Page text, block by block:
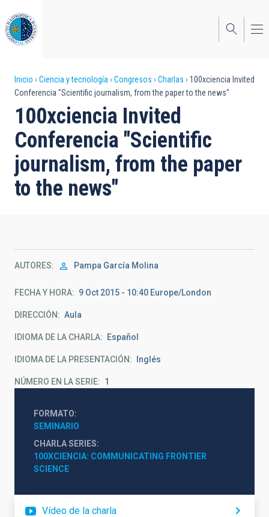
al
contenido
principal
Sobrescribir
enlaces
de
ayuda
a
la
Inicio Ciencia y tecnología Congresos Charlas
100xciencia Invited
Conferencia "Scientific journalism, from the paper to the news"
100xciencia Invited
Conferencia "Scientific
journalism, from the paper
to the news"
AUTORES Pampa García Molina
FECHA Y HORA 9 Oct 2015 - 10:40 Europe/London
DIRECCIÓN Aula
IDIOMA DE LA CHARLA Español
IDIOMA DE LA PRESENTACIÓN Inglés
NÚMERO EN LA SERIE 1
FORMATO
SEMINARIO
CHARLA SERIES
100XCIENCIA: COMMUNICATING FRONTIER
SCIENCE
Vídeo de la charla